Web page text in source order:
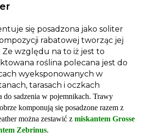
się posadzona jako soliter
rabatowej tworząc jej
Ze względu na to iż jest to
roślina polecana jest do
wyeksponowanych w
tarasach i oczkach
do sadzenia w pojemnikach. Trawy
komponują się posadzone razem z
można zestawić z miskantem Grosse
Zebrinus.